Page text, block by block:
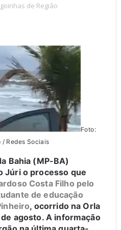
de Região
Foto:
/ Redes Sociais
Bahia (MP-BA)
Júri o processo que
Costa Filho pelo
de educação
, ocorrido na Orla
agosto. A informação